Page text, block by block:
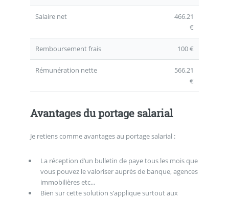
Salaire net
466.21
€
Remboursement frais 100 €
Rémunération nette
566.21
€
Avantages du portage salarial
Je retiens comme avantages au portage salarial :
La réception d’un bulletin de paye tous les mois que
vous pouvez le valoriser auprès de banque, agences
immobilières etc...
Bien sur cette solution s’applique surtout aux